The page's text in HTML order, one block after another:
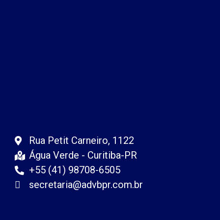
Rua Petit Carneiro, 1122
Água Verde - Curitiba-PR
+55 (41) 98708-6505
secretaria@advbpr.com.br